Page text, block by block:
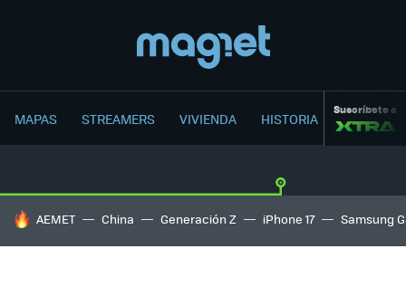
MAPAS STREAMERS VIVIENDA HISTORIA Suscríbete a
HOY SE HABLA DE
AEMET China Generación Z iPhone 17 Samsung